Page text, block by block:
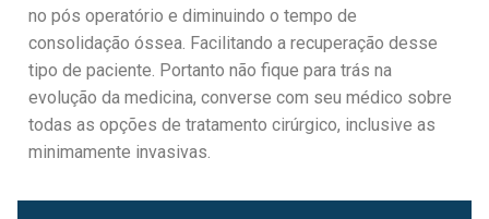
no pós operatório e diminuindo o tempo de
consolidação óssea. Facilitando a recuperação desse
tipo de paciente. Portanto não fique para trás na
evolução da medicina, converse com seu médico sobre
todas as opções de tratamento cirúrgico, inclusive as
minimamente invasivas.